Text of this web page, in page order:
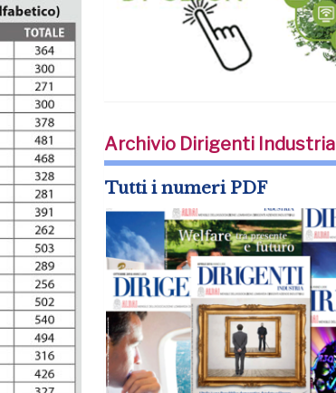
Archivio Dirigenti Industria
Tutti i numeri PDF